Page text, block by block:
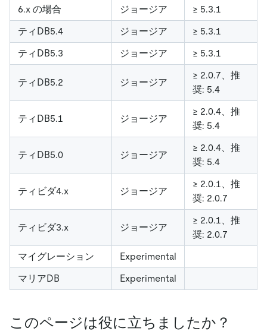
6.x の場合
ジョージア
≥ 5.3.1
ティDB5.4
ジョージア
≥ 5.3.1
ティDB5.3
ジョージア ≥ 5.3.1
ティDB5.2 ジョージア
≥ 2.0.7、推
奨: 5.4
ティDB5.1 ジョージア
≥ 2.0.4、推
奨: 5.4
ティDB5.0 ジョージア
≥ 2.0.4、推
奨: 5.4
ティビダ4.x ジョージア
≥ 2.0.1、推
奨: 2.0.7
ティビダ3.x ジョージア
≥ 2.0.1、推
奨: 2.0.7
マイグレーション
Experimental
マリアDB
Experimental
このページは役に立ちましたか？